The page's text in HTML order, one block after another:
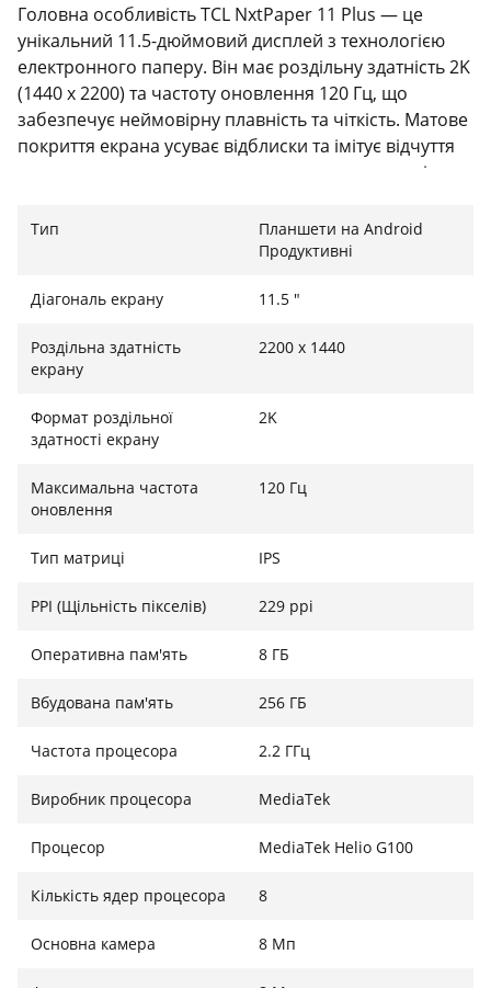
Головна особливість TCL NxtPaper 11 Plus — це
унікальний 11.5-дюймовий дисплей з технологією
електронного паперу. Він має роздільну здатність 2K
(1440 x 2200) та частоту оновлення 120 Гц, що
забезпечує неймовірну плавність та чіткість. Матове
покриття екрана усуває відблиски та імітує відчуття
паперу, значно знижуючи навантаження на очі
операційної системи Android 15, яка пропонує
передові функції безпеки та зручності. Серцем
пристрою став новий 8-ядерний процесор MediaTek
Helio G100, який легко справляється з будь-якими
зберігати величезну кількість контенту.
Корпус планшета має захист від пилу та вологи, що є
рідкістю для такого класу пристроїв. Тонкий дизайн
підтримкою швидкої зарядки 33 Вт. Для підключення
Тип
Планшети на Android
Продуктивні
Діагональ екрану 11.5 "
Роздільна здатність
екрану
2200 x 1440
Формат роздільної
здатності екрану
2K
Максимальна частота
оновлення
120 Гц
Тип матриці IPS
PPI (Щільність пікселів) 229 ppi
Оперативна пам'ять 8 ГБ
Вбудована пам'ять 256 ГБ
Частота процесора 2.2 ГГц
Виробник процесора MediaTek
Процесор MediaTek Helio G100
Кількість ядер процесора 8
Основна камера 8 Мп